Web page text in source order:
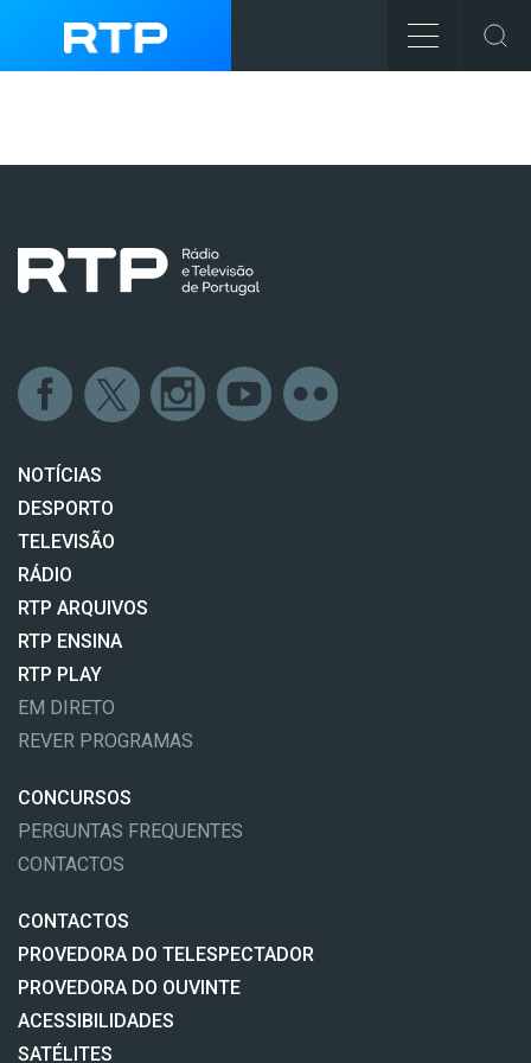
NOTÍCIAS
DESPORTO
TELEVISÃO
RÁDIO
RTP ARQUIVOS
RTP ENSINA
RTP PLAY
EM DIRETO
REVER PROGRAMAS
CONCURSOS
PERGUNTAS FREQUENTES
CONTACTOS
CONTACTOS
PROVEDORA DO TELESPECTADOR
PROVEDORA DO OUVINTE
ACESSIBILIDADES
SATÉLITES